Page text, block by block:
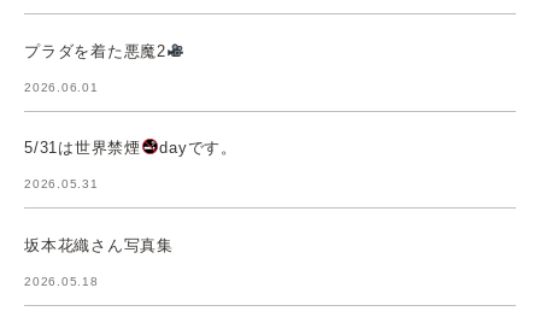
プラダを着た悪魔2
2026.06.01
5/31は世界禁煙 dayです。
2026.05.31
坂本花織さん写真集
2026.05.18